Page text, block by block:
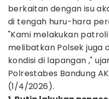
berkaitan dengan isu
di tengah huru-hara
"Kami melakukan
melibatkan Polsek juga
kondisi di lapangan ,"
Polrestabes Bandung
(1/4/2026).